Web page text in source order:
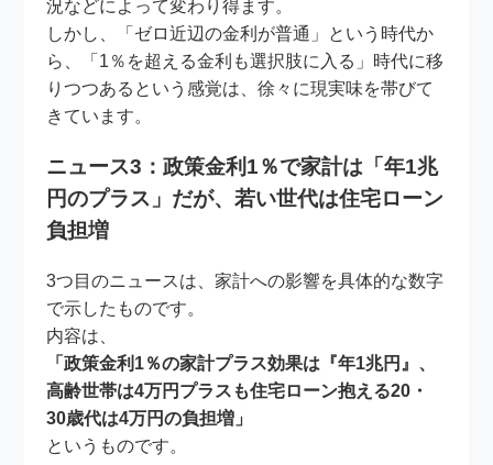
況などによって変わり得ます。
しかし、「ゼロ近辺の金利が普通」という時代か
ら、「1％を超える金利も選択肢に入る」時代に移
りつつあるという感覚は、徐々に現実味を帯びて
きています。
ニュース3：政策金利1％で家計は「年1兆
円のプラス」だが、若い世代は住宅ローン
負担増
3つ目のニュースは、家計への影響を具体的な数字
で示したものです。
内容は、
「政策金利1％の家計プラス効果は『年1兆円』、
高齢世帯は4万円プラスも住宅ローン抱える20・
30歳代は4万円の負担増」
というものです。